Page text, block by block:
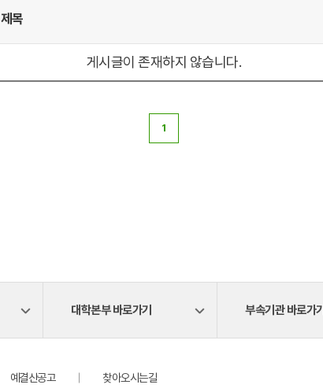
제목
게시글이 존재하지 않습니다.
1
대학본부 바로가기 부속기관 바로가기
예결산공고 찾아오시는길